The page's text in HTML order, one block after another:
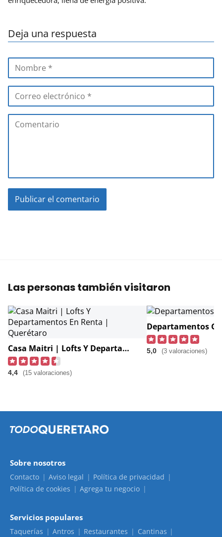
Deja una respuesta
Las personas también visitaron
Casa Maitri | Lofts Y Departamentos En Renta | Querétaro
4,4 (15 valoraciones)
Departamentos
5,0 (3 valoraciones)
Sobre nosotros
Contacto Aviso legal
Política de privacidad
Política de cookies
Agrega tu negocio
Servicios populares
Taquerías Antros Restaurantes Cantinas